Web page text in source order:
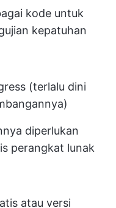
kode untuk
kepatuhan
(terlalu dini
diperlukan
perangkat lunak
atau versi